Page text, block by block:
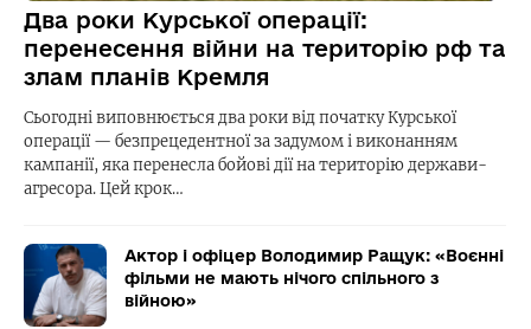
Два роки Курської операції:
перенесення війни на територію рф та
злам планів Кремля
Сьогодні виповнюється два роки від початку Курської
операції — безпрецедентної за задумом і виконанням
кампанії, яка перенесла бойові дії на територію держави-
агресора. Цей крок…
Актор і офіцер Володимир Ращук: «Воєнні
фільми не мають нічого спільного з
війною»